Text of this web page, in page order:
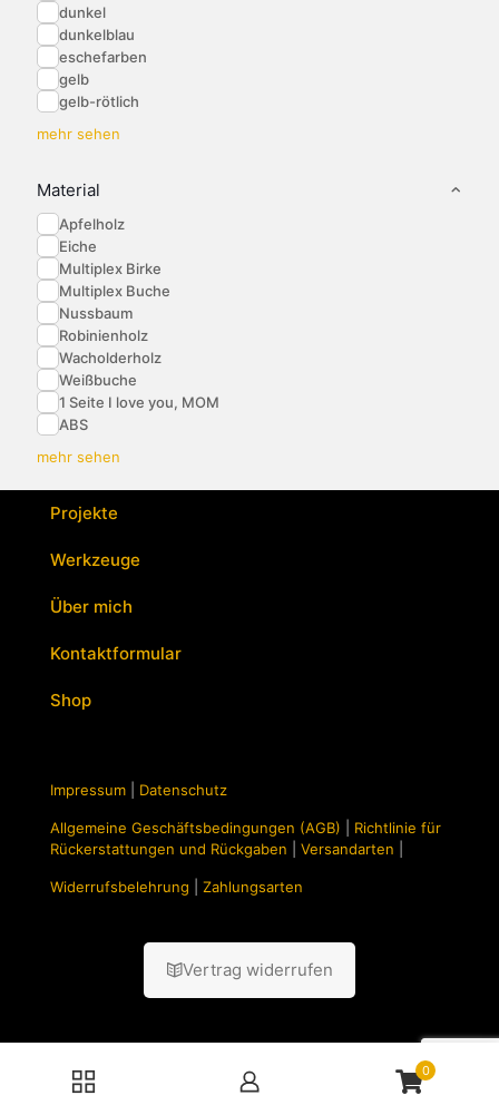
dunkel
dunkelblau
eschefarben
gelb
gelb-rötlich
mehr sehen
Material
Apfelholz
Eiche
Multiplex Birke
Multiplex Buche
Nussbaum
Robinienholz
Wacholderholz
Weißbuche
1 Seite I love you, MOM
ABS
mehr sehen
Projekte
Werkzeuge
Über mich
Kontaktformular
Shop
Impressum Datenschutz
Allgemeine Geschäftsbedingungen (AGB)
Richtlinie für
Rückerstattungen und Rückgaben
Versandarten
Widerrufsbelehrung Zahlungsarten
Vertrag widerrufen
0